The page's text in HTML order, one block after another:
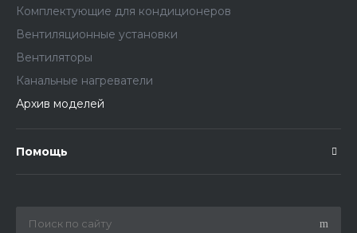
Комплектующие для кондиционеров
Вентиляционные установки
Вентиляторы
Канальные нагреватели
Архив моделей
Помощь